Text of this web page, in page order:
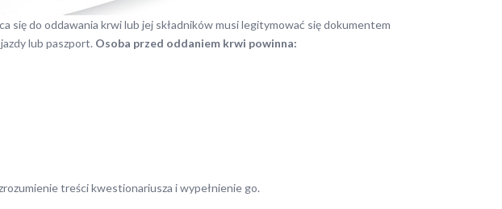
się do oddawania krwi lub jej składników musi legitymować się dokumentem
lub paszport. Osoba przed oddaniem krwi powinna:
treści kwestionariusza i wypełnienie go.